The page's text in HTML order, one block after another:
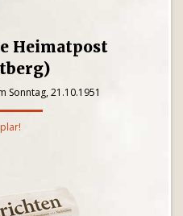
Heimatpost
Sonntag, 21.10.1951